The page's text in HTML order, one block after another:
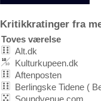
Kritikkratinger fra
Toves værelse
Alt.dk
Kulturkupeen.dk
Aftenposten
Berlingske Tidene (
Soundvenue.com